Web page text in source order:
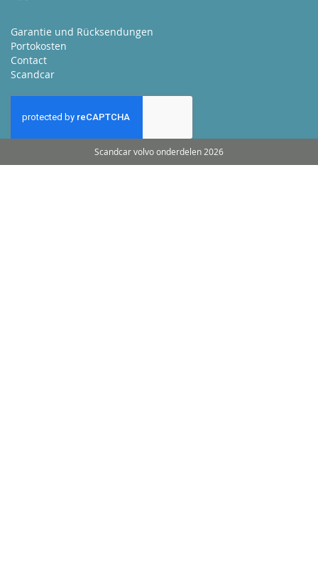
Garantie und Rücksendungen
Portokosten
Contact
Scandcar
Scandcar volvo onderdelen 2026